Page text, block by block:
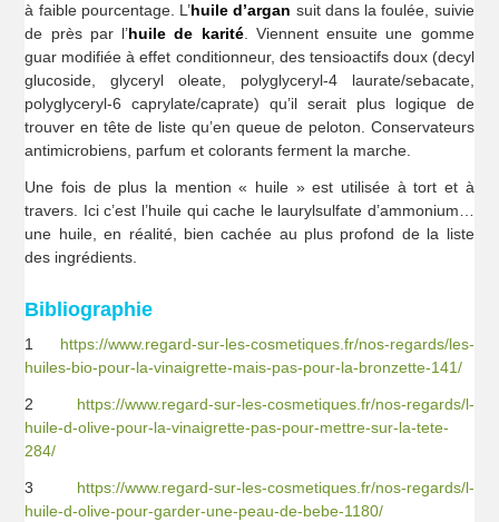
à faible pourcentage. L’huile d’argan suit dans la foulée, suivie
de près par l’huile de karité. Viennent ensuite une gomme
guar modifiée à effet conditionneur, des tensioactifs doux (decyl
glucoside, glyceryl oleate, polyglyceryl-4 laurate/sebacate,
polyglyceryl-6 caprylate/caprate) qu’il serait plus logique de
trouver en tête de liste qu’en queue de peloton. Conservateurs
antimicrobiens, parfum et colorants ferment la marche.
Une fois de plus la mention « huile » est utilisée à tort et à
travers. Ici c’est l’huile qui cache le laurylsulfate d’ammonium…
une huile, en réalité, bien cachée au plus profond de la liste
des ingrédients.
Bibliographie
1 https://www.regard-sur-les-cosmetiques.fr/nos-regards/les-
huiles-bio-pour-la-vinaigrette-mais-pas-pour-la-bronzette-141/
2 https://www.regard-sur-les-cosmetiques.fr/nos-regards/l-
huile-d-olive-pour-la-vinaigrette-pas-pour-mettre-sur-la-tete-
284/
3 https://www.regard-sur-les-cosmetiques.fr/nos-regards/l-
huile-d-olive-pour-garder-une-peau-de-bebe-1180/